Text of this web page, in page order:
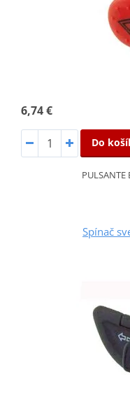
6,74 €
Do
PULSANTE
Spínač